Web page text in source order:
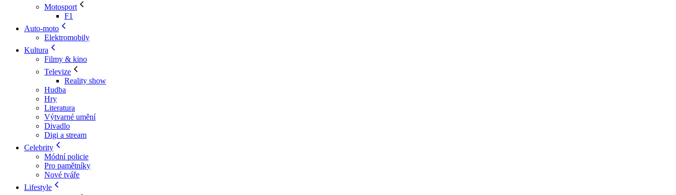
Motosport
F1
Auto-moto
Elektromobily
Kultura
Filmy & kino
Televize
Reality show
Hudba
Hry
Literatura
Výtvarné umění
Divadlo
Digi a stream
Celebrity
Módní policie
Pro pamětníky
Nové tváře
Lifestyle